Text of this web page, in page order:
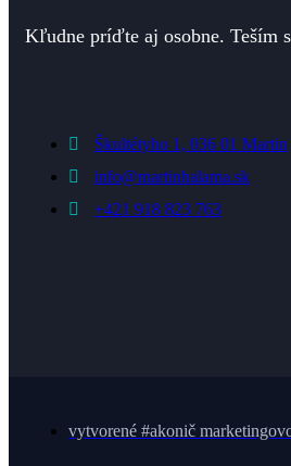
Kľudne príďte aj osobne. Teším
Škultétyho 1, 036 01 Martin
info@martinhalama.sk
+421 918 823 763
vytvorené #akonič